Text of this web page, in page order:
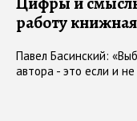
работу
Павел Басинский:
автора - это если и